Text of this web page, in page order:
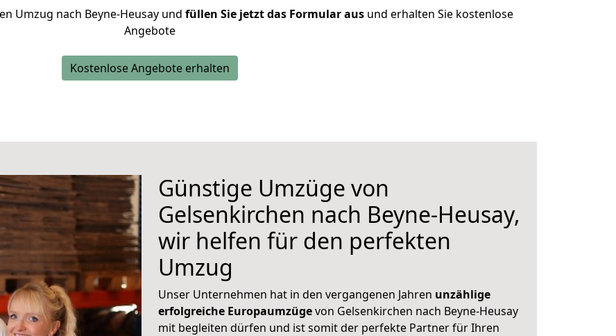
Umzug nach Beyne-Heusay und füllen Sie jetzt das Formular ausund erhalten Sie kostenlose
Angebote
Kostenlose Angebote erhalten
Günstige Umzüge von
Gelsenkirchen nach Beyne-Heusay,
wir helfen für den perfekten
Umzug
Unser Unternehmen hat in den vergangenen Jahren unzählige
erfolgreiche Europaumzügevon Gelsenkirchen nach Beyne-Heusay
mit begleiten dürfen und ist somit der perfekte Partner für Ihren